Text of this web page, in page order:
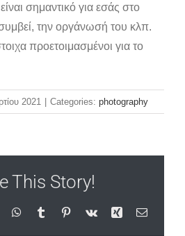
σημαντικό για εσάς στο
την οργάνωσή του κλπ.
προετοιμασμένοι για το
2021 Categories: photography
This Story!
WhatsApp
TumblrPinterest
Vk Xing Email